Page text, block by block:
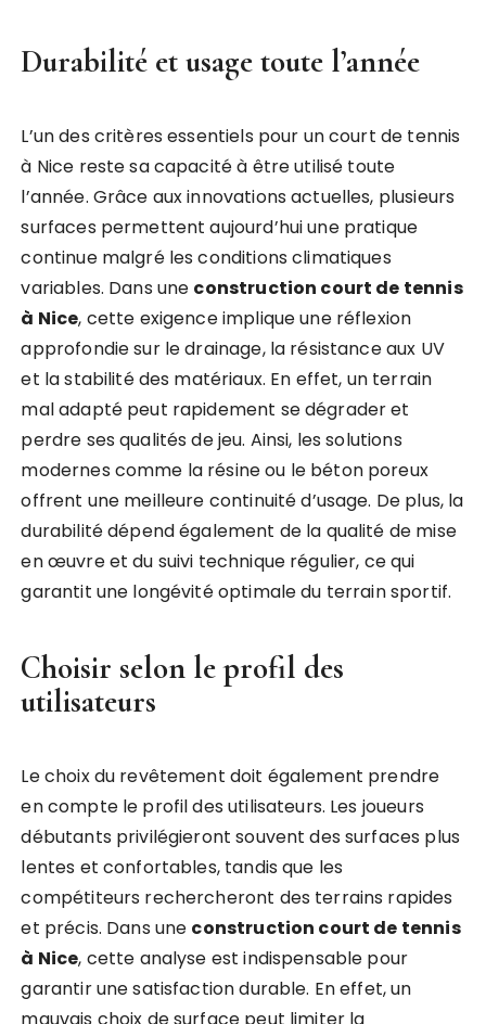
Durabilité et usage toute l’année
L’un des critères essentiels pour un court de tennis
à Nice reste sa capacité à être utilisé toute
l’année. Grâce aux innovations actuelles, plusieurs
surfaces permettent aujourd’hui une pratique
continue malgré les conditions climatiques
variables. Dans une construction court de tennis
à Nice, cette exigence implique une réflexion
approfondie sur le drainage, la résistance aux UV
et la stabilité des matériaux. En effet, un terrain
mal adapté peut rapidement se dégrader et
perdre ses qualités de jeu. Ainsi, les solutions
modernes comme la résine ou le béton poreux
offrent une meilleure continuité d’usage. De plus, la
durabilité dépend également de la qualité de mise
en œuvre et du suivi technique régulier, ce qui
garantit une longévité optimale du terrain sportif.
Choisir selon le profil des
utilisateurs
Le choix du revêtement doit également prendre
en compte le profil des utilisateurs. Les joueurs
débutants privilégieront souvent des surfaces plus
lentes et confortables, tandis que les
compétiteurs rechercheront des terrains rapides
et précis. Dans une construction court de tennis
à Nice, cette analyse est indispensable pour
garantir une satisfaction durable. En effet, un